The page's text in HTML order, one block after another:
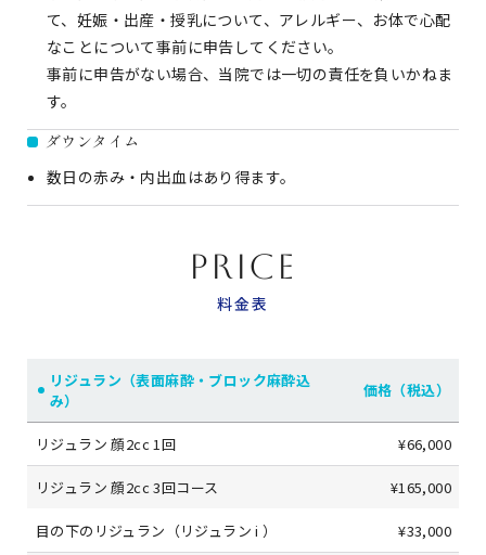
て、妊娠・出産・授乳について、アレルギー、お体で心配
なことについて事前に申告してください。
事前に申告がない場合、当院では一切の責任を負いかねま
す。
ダウンタイム
数日の赤み・内出血はあり得ます。
PRICE
料金表
リジュラン（表面麻酔・ブロック麻酔込
み）
価格（税込）
リジュラン 顔2cc 1回 ¥66,000
リジュラン 顔2cc 3回コース ¥165,000
目の下のリジュラン（リジュラン i ） ¥33,000